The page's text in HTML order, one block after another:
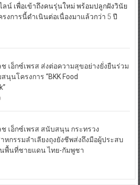
น์ เพื่อเข้าถึงคนรุ่นใหม่ พร้อมปลูกฝังวินัย
งการนี้ดำเนินต่อเนื่องมาแล้วกว่า 5 ปี
เอ็กซ์เพรส ส่งต่อความสุขอย่างยั่งยืนร่วม
นุนโครงการ “BKK Food
เอ็กซ์เพรส สนับสนุน กระทรวง
หกรรมลำเลียงถุงยังชีพส่งถึงมือผู้ประสบ
พื้นที่ชายแดน ไทย-กัมพูชา